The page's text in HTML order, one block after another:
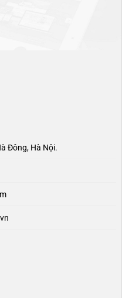
Đông, Hà Nội.